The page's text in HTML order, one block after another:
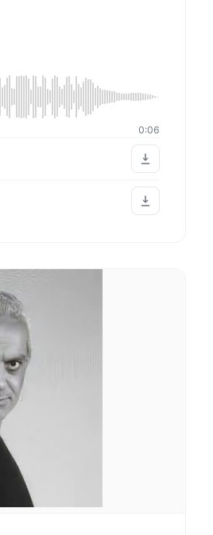
0:06